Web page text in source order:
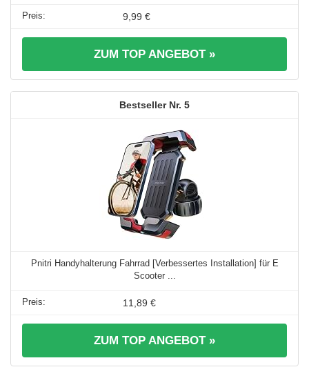
9,99 €
ZUM TOP ANGEBOT »
5
Pnitri Handyhalterung Fahrrad [Verbessertes Installation] für E
Scooter ...
11,89 €
ZUM TOP ANGEBOT »